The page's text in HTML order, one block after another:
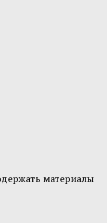
материалы